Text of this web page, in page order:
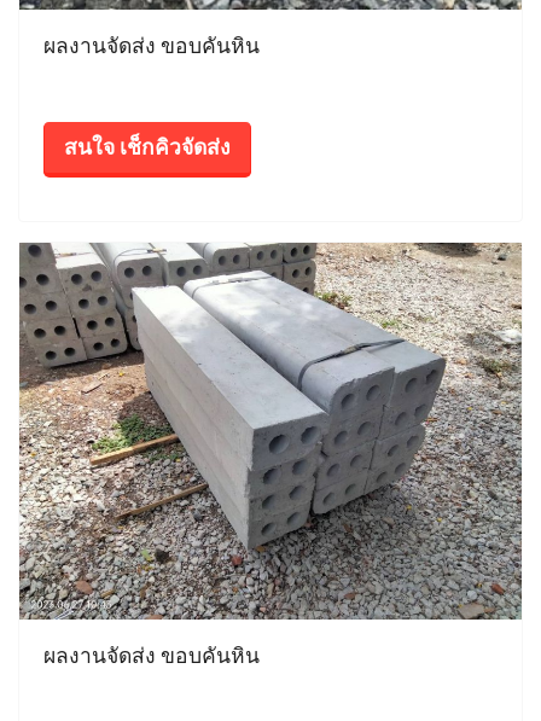
ผลงานจัดส่ง ขอบคันหิน
สนใจ เช็กคิวจัดส่ง
ผลงานจัดส่ง ขอบคันหิน